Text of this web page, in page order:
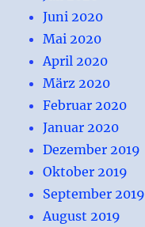
Juni 2020
Mai 2020
April 2020
März 2020
Februar 2020
Januar 2020
Dezember 2019
Oktober 2019
September 2019
August 2019